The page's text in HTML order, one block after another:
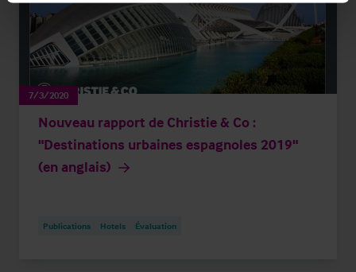
7/3/2020
Nouveau rapport de Christie & Co :
"Destinations urbaines espagnoles 2019"
(en anglais)
Publications Hotels Évaluation